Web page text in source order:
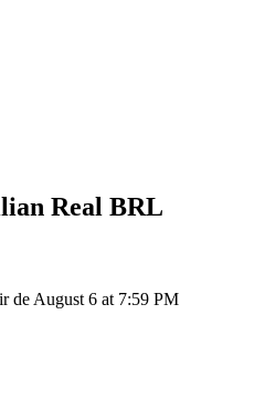
Real BRL
de August 6 at 7:59 PM